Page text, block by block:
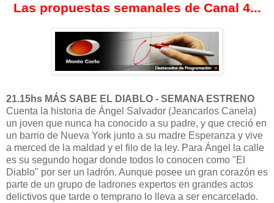
Las propuestas semanales de Canal 4...
21.15hs MÁS SABE EL DIABLO - SEMANA ESTRENO
Cuenta la historia de Ángel Salvador (Jeancarlos Canela)
un joven que nunca ha conocido a su padre, y que creció en
un barrio de Nueva York junto a su madre Esperanza y vive
a merced de la maldad y el filo de la ley. Para Ángel la calle
es su segundo hogar donde todos lo conocen como "El
Diablo" por ser un ladrón. Aunque posee un gran corazón es
parte de un grupo de ladrones expertos en grandes actos
delictivos que tarde o temprano lo lleva a ser encarcelado.